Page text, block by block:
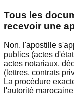
Tous les
recevoir une
Non, l'apostille
publics (actes
actes notariaux,
(lettres, contrats
La procédure
l'autorité